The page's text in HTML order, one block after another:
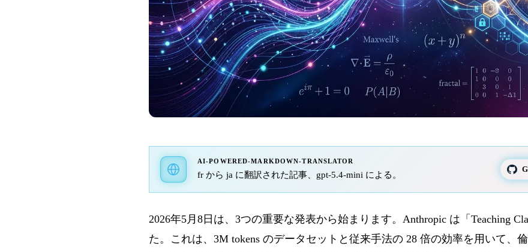
AI-POWERED-MARKDOWN-TRANSLATOR
fr から ja に翻訳された記事、gpt-5.4-mini による。
2026年5月8日は、3つの重要な発表から始まります。Anthropic は「Teaching
た。これは、3M tokens のデータセットと従来手法の 28 倍の効率を用いて、